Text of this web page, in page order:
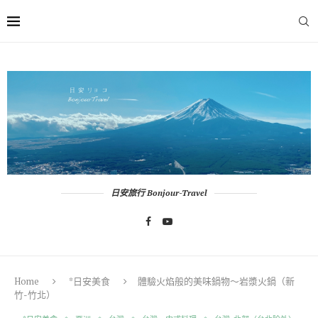
日安旅行 Bonjour-Travel
Home *日安美食
體驗火焰般的美味鍋物～岩漿火鍋（新
竹-竹北）